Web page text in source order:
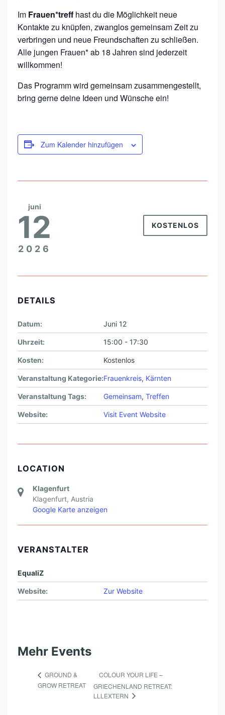
Im Frauen*treff hast du die Möglichkeit neue
Kontakte zu knüpfen, zwanglos gemeinsam Zeit zu
verbringen und neue Freundschaften zu schließen.
Alle jungen Frauen* ab 18 Jahren sind jederzeit
willkommen!
Das Programm wird gemeinsam zusammengestellt,
bring gerne deine Ideen und Wünsche ein!
Zum Kalender hinzufügen
juni
12
2026
KOSTENLOS
DETAILS
Datum: Juni 12
Uhrzeit: 15:00 - 17:30
Kosten: Kostenlos
Veranstaltung Kategorie:Frauenkreis, Kärnten
Veranstaltung Tags: Gemeinsam, Treffen
Website: Visit Event Website
LOCATION
Klagenfurt
Klagenfurt, Austria
Google Karte anzeigen
VERANSTALTER
EqualiZ
Website: Zur Website
Mehr Events
GROUND &
GROW RETREAT
COLOUR YOUR LIFE –
GRIECHENLAND RETREAT:
LLLEXTERN